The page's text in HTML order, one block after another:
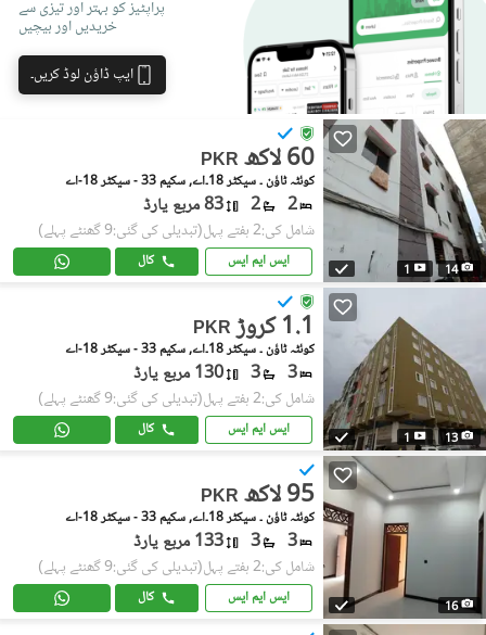
پراپٹیز کو بہتر اور تیزی سے
خریدیں اور بیچیں
ایپ ڈاؤن لوڈ کریں۔
14
1
PKR 60 لاکھ
کوئٹہ ٹاؤن ۔ سیکٹر 18۔اے, سکیم 33 - سیکٹر 18-اے
2
2 83 مربع یارڈ
شامل کی:2 ہفتے پہل (تبدیلی کی گئی:9 گھنٹے پہلے)
ایس ایم ایس کال
13
1
PKR 1.1 کروڑ
کوئٹہ ٹاؤن ۔ سیکٹر 18۔اے, سکیم 33 - سیکٹر 18-اے
3
3 130 مربع یارڈ
شامل کی:2 ہفتے پہل (تبدیلی کی گئی:9 گھنٹے پہلے)
ایس ایم ایس کال
16
PKR 95 لاکھ
کوئٹہ ٹاؤن ۔ سیکٹر 18۔اے, سکیم 33 - سیکٹر 18-اے
3
3 133 مربع یارڈ
شامل کی:2 ہفتے پہل (تبدیلی کی گئی:9 گھنٹے پہلے)
ایس ایم ایس کال